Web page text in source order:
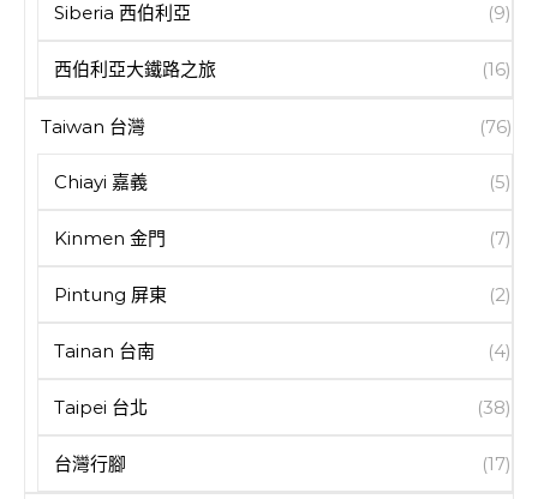
Siberia 西伯利亞 (9)
西伯利亞大鐵路之旅 (16)
Taiwan 台灣 (76)
Chiayi 嘉義 (5)
Kinmen 金門 (7)
Pintung 屏東 (2)
Tainan 台南 (4)
Taipei 台北 (38)
台灣行腳 (17)